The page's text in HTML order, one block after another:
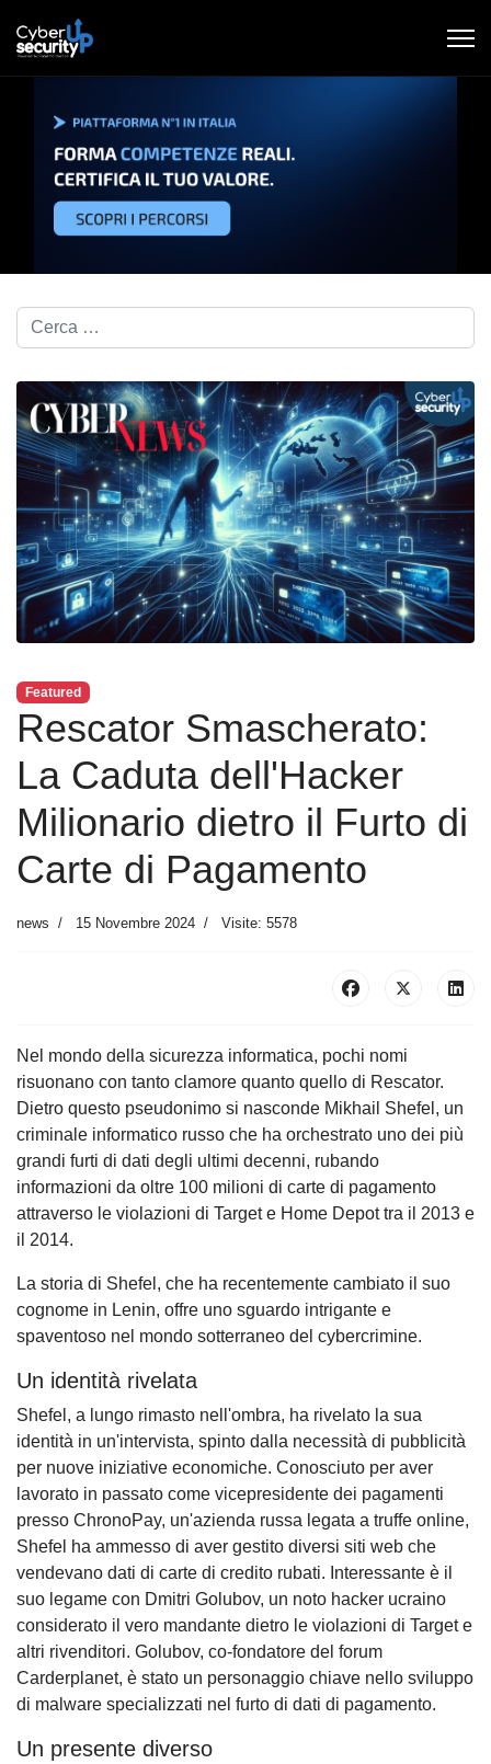
Cerca nel blog...
Featured
Rescator Smascherato:
La Caduta dell'Hacker
Milionario dietro il Furto di
Carte di Pagamento
news 15 Novembre 2024 Visite: 5578
Nel mondo della sicurezza informatica, pochi nomi
risuonano con tanto clamore quanto quello di Rescator.
Dietro questo pseudonimo si nasconde Mikhail Shefel, un
criminale informatico russo che ha orchestrato uno dei più
grandi furti di dati degli ultimi decenni, rubando
informazioni da oltre 100 milioni di carte di pagamento
attraverso le violazioni di Target e Home Depot tra il 2013 e
il 2014.
La storia di Shefel, che ha recentemente cambiato il suo
cognome in Lenin, offre uno sguardo intrigante e
spaventoso nel mondo sotterraneo del cybercrimine.
Un identità rivelata
Shefel, a lungo rimasto nell'ombra, ha rivelato la sua
identità in un'intervista, spinto dalla necessità di pubblicità
per nuove iniziative economiche. Conosciuto per aver
lavorato in passato come vicepresidente dei pagamenti
presso ChronoPay, un'azienda russa legata a truffe online,
Shefel ha ammesso di aver gestito diversi siti web che
vendevano dati di carte di credito rubati. Interessante è il
suo legame con Dmitri Golubov, un noto hacker ucraino
considerato il vero mandante dietro le violazioni di Target e
altri rivenditori. Golubov, co-fondatore del forum
Carderplanet, è stato un personaggio chiave nello sviluppo
di malware specializzati nel furto di dati di pagamento.
Un presente diverso